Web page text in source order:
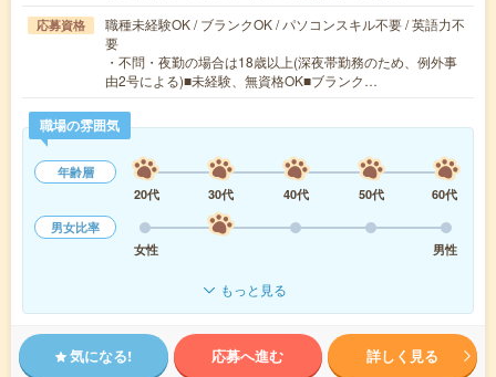
応募資格
職種未経験OK / ブランクOK / パソコンスキル不要 / 英語力不
要
・不問・夜勤の場合は18歳以上(深夜帯勤務のため、例外事
由2号による)■未経験、無資格OK■ブランク…
職場の雰囲気
年齢層
20代
30代 40代 50代
60代
男女比率
女性
男性
もっと見る
気になる! 応募へ進む 詳しく見る